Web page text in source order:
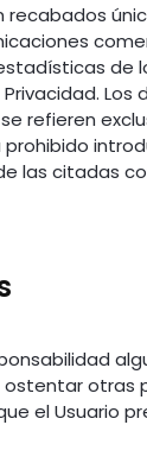
recabados
de
refieren
las citadas
otras
el Usuario